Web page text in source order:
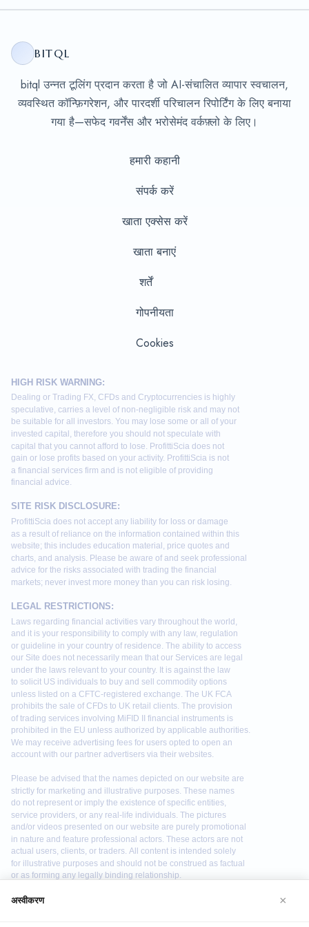
BITQL
bitql उन्नत टूलिंग प्रदान करता है जो AI-संचालित व्यापार स्वचालन,
व्यवस्थित कॉन्फ़िगरेशन, और पारदर्शी परिचालन रिपोर्टिंग के लिए बनाया
गया है—सफेद गवर्नेंस और भरोसेमंद वर्कफ़्लो के लिए।
हमारी कहानी
संपर्क करें
खाता एक्सेस करें
खाता बनाएं
शर्तें
गोपनीयता
Cookies
अस्वीकरण ×